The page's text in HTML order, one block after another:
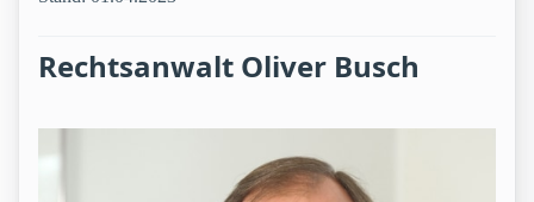
Rechtsanwalt Oliver Busch